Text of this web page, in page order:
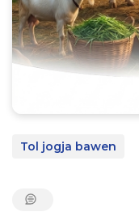
Tol jogja bawen